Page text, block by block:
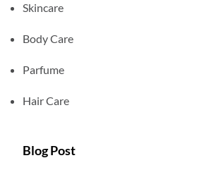
Skincare
Body Care
Parfume
Hair Care
Blog Post